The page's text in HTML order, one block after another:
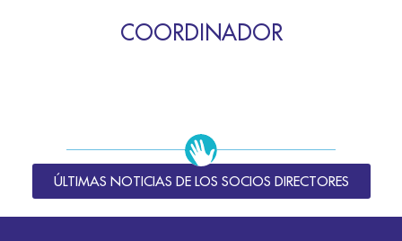
COORDINADOR
ÚLTIMAS NOTICIAS DE LOS SOCIOS DIRECTORES